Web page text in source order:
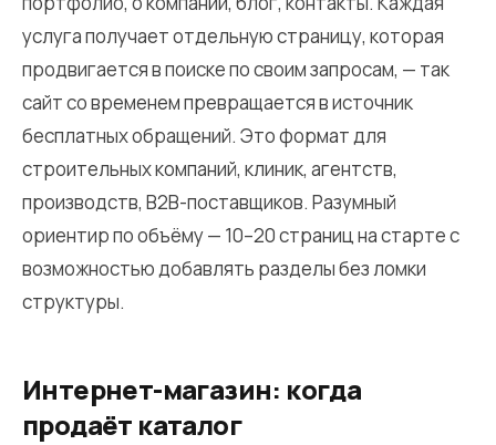
услуга получает отдельную страницу, которая
продвигается в поиске по своим запросам, — так
сайт со временем превращается в источник
бесплатных обращений. Это формат для
строительных компаний, клиник, агентств,
производств, B2B-поставщиков. Разумный
ориентир по объёму — 10–20 страниц на старте с
возможностью добавлять разделы без ломки
структуры.
Интернет-магазин: когда
продаёт каталог